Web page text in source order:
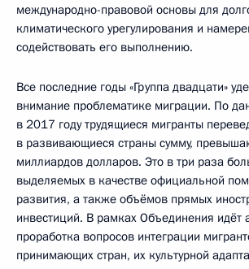
международно-правовой основы для
климатического урегулирования и
содействовать его выполнению.
Все последние годы «Группа двадцати»
внимание проблематике миграции. По
в 2017 году трудящиеся мигранты
в развивающиеся страны сумму,
миллиардов долларов. Это в три раза
выделяемых в качестве официальной
развития, а также объёмов прямых
инвестиций. В рамках Объединения идёт
проработка вопросов интеграции
принимающих стран, их культурной